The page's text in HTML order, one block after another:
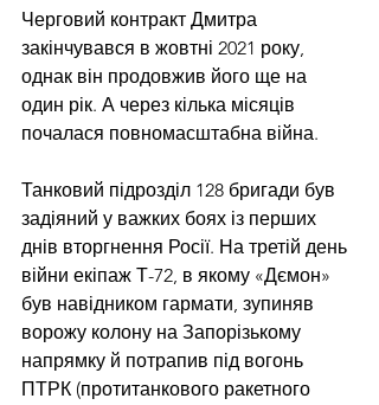
Черговий контракт Дмитра
закінчувався в жовтні 2021 року,
однак він продовжив його ще на
один рік. А через кілька місяців
почалася повномасштабна війна.
Танковий підрозділ 128 бригади був
задіяний у важких боях із перших
днів вторгнення Росії. На третій день
війни екіпаж Т-72, в якому «Дємон»
був навідником гармати, зупиняв
ворожу колону на Запорізькому
напрямку й потрапив під вогонь
ПТРК (протитанкового ракетного